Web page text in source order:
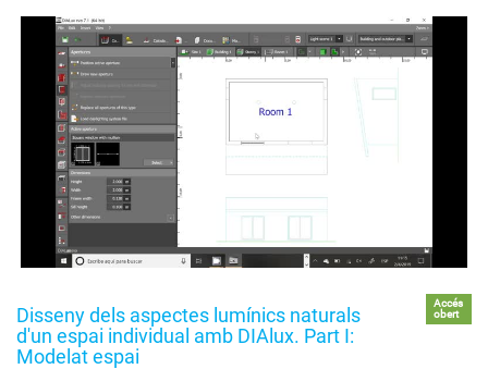
Disseny dels aspectes lumínics naturals
d'un espai individual amb DIAlux. Part I:
Modelat espai
Accés
obert